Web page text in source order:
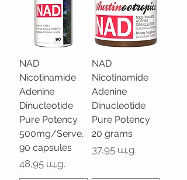
NAD
Nicotinamide
Adenine
Dinucleotide
Pure Potency
500mg/Serve,
90 capsules
Цена
48,95 щ.д.
NAD
Nicotinamide
Adenine
Dinucleotide
Pure Potency
20 grams
Цена
37,95 щ.д.